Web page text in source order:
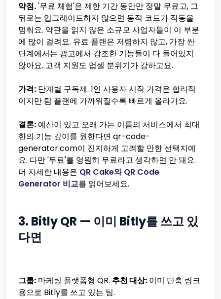
약점.'무료 체험'은 제한 기간 동안만 정말 무료고, 그
뒤로는 업그레이드하지 않으면 동적 코드가 작동을
멈춰요. 약관을 읽지 않은 소규모 사업자들이 이 부분
에 많이 걸려요. 유료 플랜은 저렴하지 않고, 가장 싼
단계에서는 광고에서 강조한 기능들이 다 들어있지
않아요. 고객 지원도 업셀 분위기가 강하고요.
가격: 단계별 구독제. 1인 사용자 시작 가격은 합리적
이지만 팀 플랜에 가까워질수록 빠르게 올라가요.
결론: 예산이 있고 오래 가는 이름의 서비스에서 최대
한의 기능 깊이를 원한다면 qr-code-
generator.com이 진지하게 고려할 만한 선택지예
요. 다만 '무료'를 영원히 무료라고 생각하면 안 돼요.
더 자세한 내용은 QR Cake와 QR Code
Generator 비교를 읽어보세요.
3. Bitly QR — 이미 Bitly를 쓰고 있
다면
그룹: 마케팅 플랫폼형 QR. 추천 대상: 이미 단축 링크
용으로 Bitly를 쓰고 있는 팀.